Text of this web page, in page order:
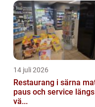
14 juli 2026
Restaurang i särna mat,
paus och service längs
vä...